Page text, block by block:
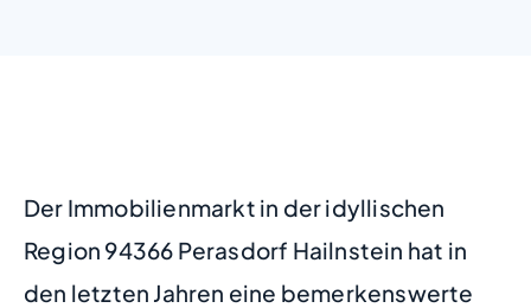
Der Immobilienmarkt in der idyllischen
Region 94366 Perasdorf Hailnstein hat in
den letzten Jahren eine bemerkenswerte